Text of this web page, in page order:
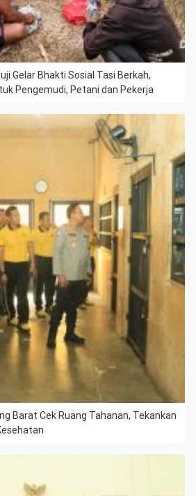
Gelar Bhakti Sosial Tasi Berkah,
Pengemudi, Petani dan Pekerja
Barat Cek Ruang Tahanan, Tekankan